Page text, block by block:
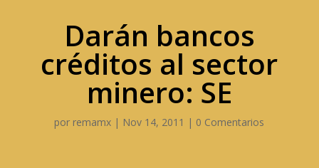
Darán bancos
créditos al sector
minero: SE
por remamx | Nov 14, 2011 | 0 Comentarios